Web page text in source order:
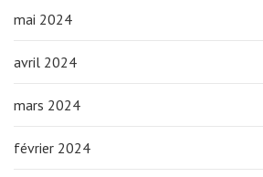
mai 2024
avril 2024
mars 2024
février 2024